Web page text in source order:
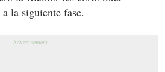
la siguiente fase.